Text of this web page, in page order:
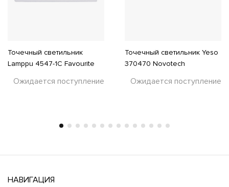
Точечный светильник
Lamppu 4547-1C Favourite
Ожидается поступление
Точечный светильник Yeso
370470 Novotech
Ожидается поступление
НАВИГАЦИЯ